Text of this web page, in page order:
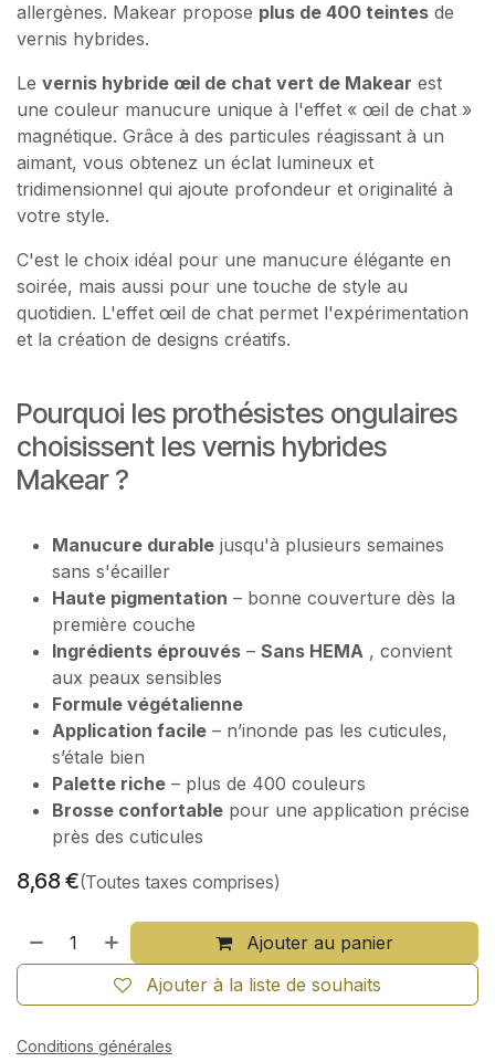
allergènes. Makear propose plus de 400 teintes de
vernis hybrides.
Le vernis hybride œil de chat vert de Makear est
une couleur manucure unique à l'effet « œil de chat »
magnétique. Grâce à des particules réagissant à un
aimant, vous obtenez un éclat lumineux et
tridimensionnel qui ajoute profondeur et originalité à
votre style.
C'est le choix idéal pour une manucure élégante en
soirée, mais aussi pour une touche de style au
quotidien. L'effet œil de chat permet l'expérimentation
et la création de designs créatifs.
Pourquoi les prothésistes ongulaires
choisissent les vernis hybrides
Makear ?
Manucure durable jusqu'à plusieurs semaines
sans s'écailler
Haute pigmentation – bonne couverture dès la
première couche
Ingrédients éprouvés – Sans HEMA , convient
aux peaux sensibles
Formule végétalienne
Application facile – n’inonde pas les cuticules,
s’étale bien
Palette riche – plus de 400 couleurs
Brosse confortable pour une application précise
près des cuticules
8,68€(Toutes taxes comprises)
Ajouter au panier
Ajouter à la liste de souhaits
Conditions générales